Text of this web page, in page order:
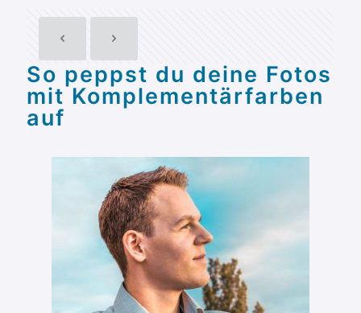
So peppst du deine Fotos
mit Komplementärfarben
auf